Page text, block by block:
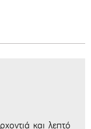
και λεπτό